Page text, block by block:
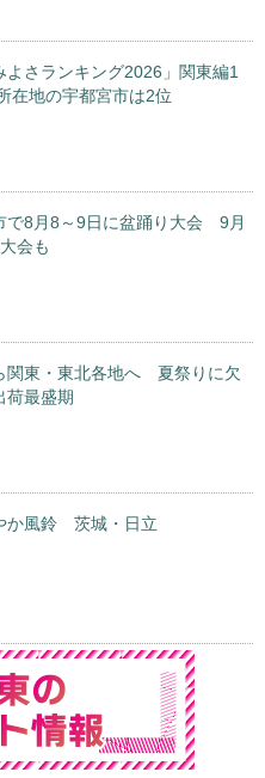
よさランキング2026」関東編1
在地の宇都宮市は2位
で8月8～9日に盆踊り大会 9月
会も
関東・東北各地へ 夏祭りに欠
荷最盛期
か風鈴 茨城・日立